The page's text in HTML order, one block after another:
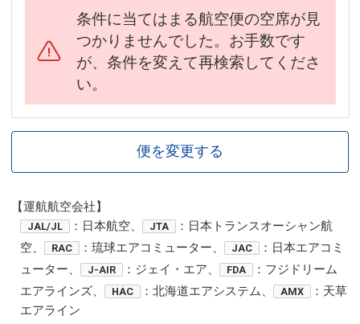
条件に当てはまる航空便の空席が見
つかりませんでした。お手数です
が、条件を変えて再検索してくださ
い。
便を変更する
【運航航空会社】
JAL/JL ：日本航空、 JTA
：日本トランスオーシャン航
空、
RAC ：琉球エアコミューター、 JAC
：日本エアコミ
ューター、
J-AIR ：ジェイ・エア、 FDA
：フジドリーム
エアラインズ、
HAC ：北海道エアシステム、 AMX
：天草
エアライン